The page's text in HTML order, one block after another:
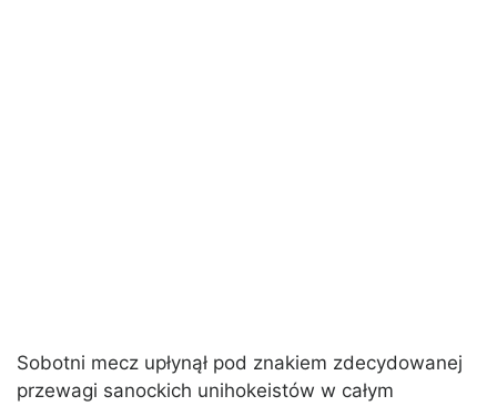
Sobotni mecz upłynął pod znakiem zdecydowanej
przewagi sanockich unihokeistów w całym